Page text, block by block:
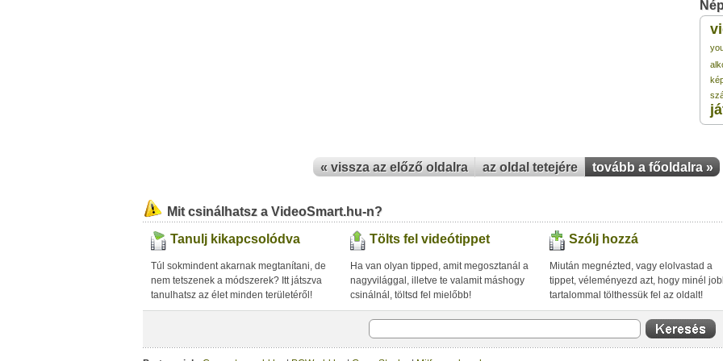
3
3
3
« vissza az előző oldalra az oldal tetejére tovább a főoldalra »
Mit csinálhatsz a VideoSmart.hu-n?
Tanulj kikapcsolódva
Túl sokmindent akarnak megtanítani, de
nem tetszenek a módszerek? Itt játszva
tanulhatsz az élet minden területéről!
Tölts fel videótippet
Ha van olyan tipped, amit megosztanál a
nagyvilággal, illetve te valamit máshogy
csinálnál, töltsd fel mielőbb!
Szólj hozzá
Miután megnézted, vagy elolvastad a
tippet, véleményezd azt, hogy minél
tartalommal tölthessük fel az oldalt!